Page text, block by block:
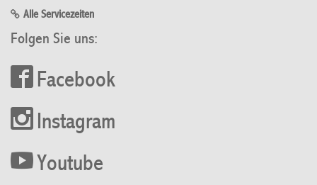
Alle Servicezeiten
Folgen Sie uns:
Facebook
Instagram
Youtube